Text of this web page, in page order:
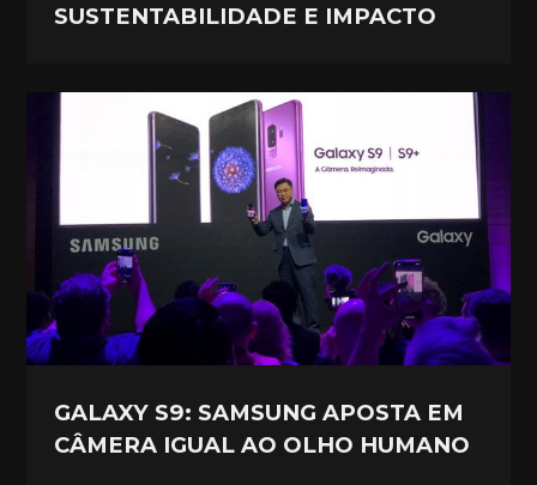
SUSTENTABILIDADE E IMPACTO
GALAXY S9: SAMSUNG APOSTA EM
CÂMERA IGUAL AO OLHO HUMANO